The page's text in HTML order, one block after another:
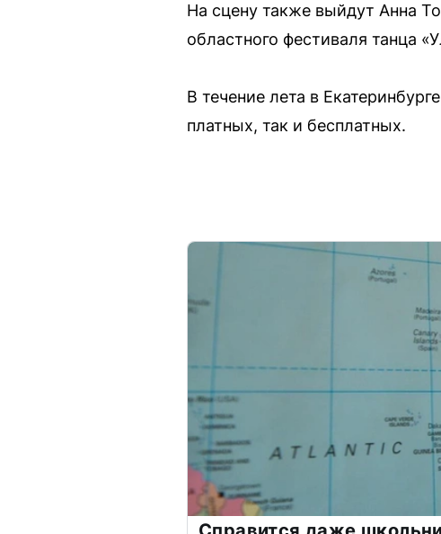
На сцену также выйдут Анна
областного фестиваля танца
В течение лета в
платных, так и бесплатных.